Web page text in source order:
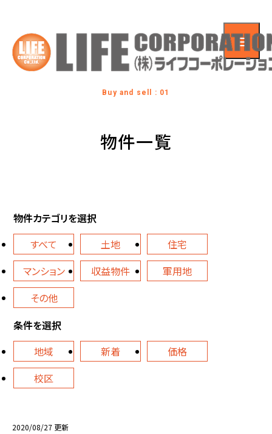
Buy and sell : 01
物件一覧
物件カテゴリを選択
すべて
土地
住宅
マンション
収益物件
軍用地
その他
条件を選択
地域
新着
価格
校区
2020/08/27 更新